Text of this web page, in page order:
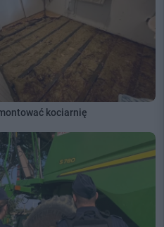
kociarnię